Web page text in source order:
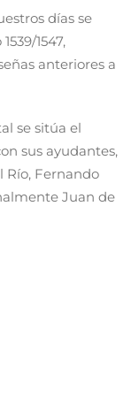
días se
1547,
anteriores a
se sitúa el
sus ayudantes,
Río, Fernando
Juan de